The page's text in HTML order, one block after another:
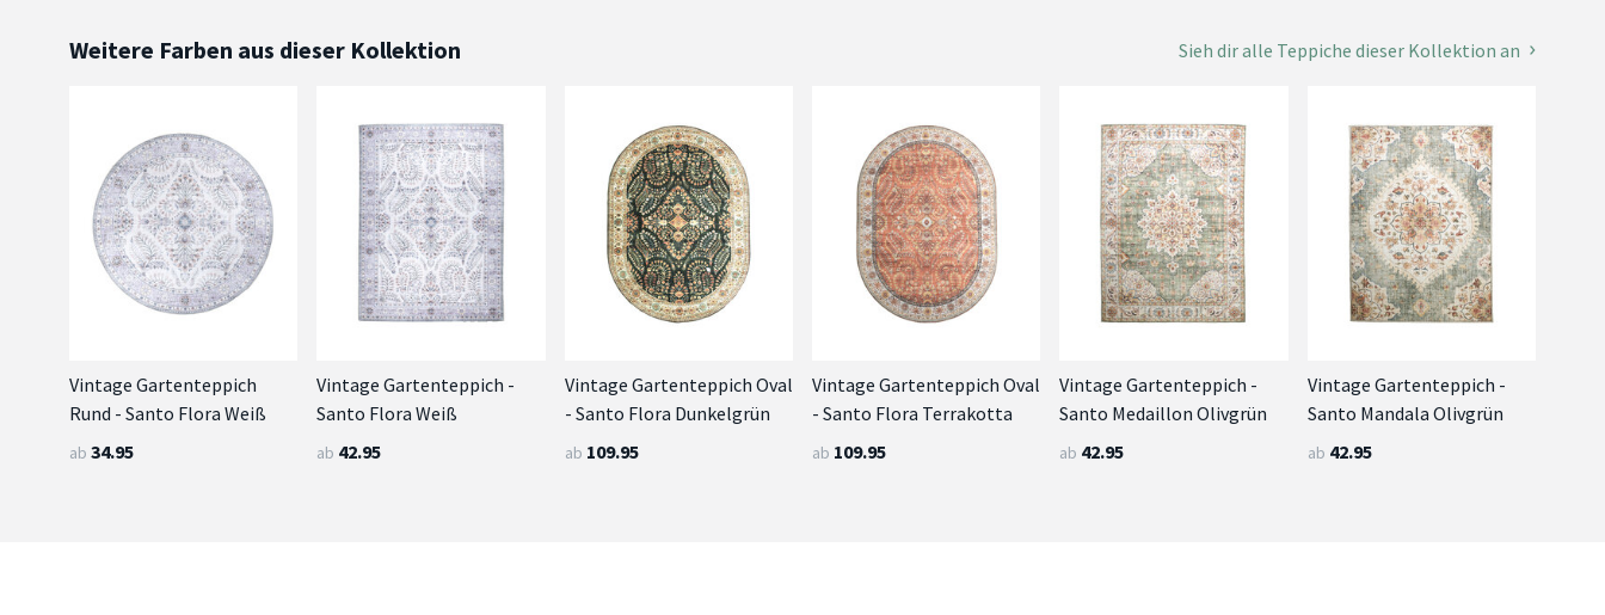
Weitere Farben aus dieser Kollektion Sieh dir alle Teppiche dieser Kollektion an
Vintage Gartenteppich
Rund - Santo Flora Weiß
ab 34.95
Vintage Gartenteppich -
Santo Flora Weiß
ab 42.95
Vintage Gartenteppich Oval
- Santo Flora Dunkelgrün
ab 109.95
Vintage Gartenteppich Oval
- Santo Flora Terrakotta
ab 109.95
Vintage Gartenteppich -
Santo Medaillon Olivgrün
ab 42.95
Vintage Gartenteppich -
Santo Mandala Olivgrün
ab 42.95